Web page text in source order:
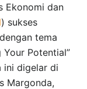
Ekonomi dan
) sukses
tema
Your Potential”
ini digelar di
Margonda,